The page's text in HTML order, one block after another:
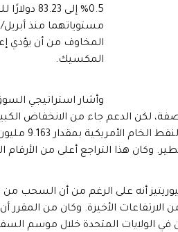
0.5% إلى
مستوياتهما منذ
المخاوف من أن يؤدي
المكسيك.
وأشار استراتيجي
الدعم جاء من الانخفاض الكبير
وكان هذا التراجع أعلى من الأرقام
أنه على الرغم من أن السحب من
الأخيرة. وكان من المقرر
في الولايات المتحدة خلال موسم